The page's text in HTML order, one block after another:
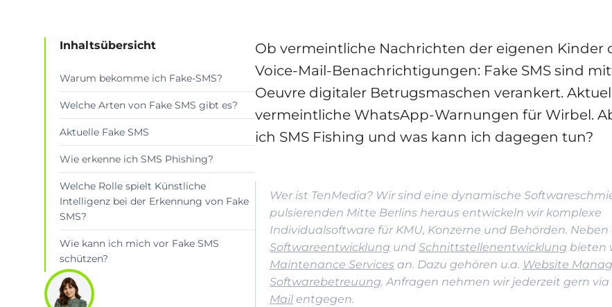
Inhaltsübersicht
Warum bekomme ich Fake-SMS?
Welche Arten von Fake SMS gibt es?
Aktuelle Fake SMS
Wie erkenne ich SMS Phishing?
Welche Rolle spielt Künstliche
Intelligenz bei der Erkennung von Fake
SMS?
Wie kann ich mich vor Fake SMS
schützen?
Ob vermeintliche Nachrichten der eigenen Kinder
Voice-Mail-Benachrichtigungen: Fake SMS sind
Oeuvre digitaler Betrugsmaschen verankert.
vermeintliche WhatsApp-Warnungen für Wirbel.
ich SMS Fishing und was kann ich dagegen tun?
Wer ist TenMedia? Wir sind eine dynamische
pulsierenden Mitte Berlins heraus entwickeln wir komplexe
Individualsoftware für KMU, Konzerne und Behörden. Neben
Softwareentwicklung und Schnittstellenentwicklung bieten
Maintenance Services an. Dazu gehören u.a. Website
Softwarebetreuung. Anfragen nehmen wir jederzeit gern via
Mail entgegen.